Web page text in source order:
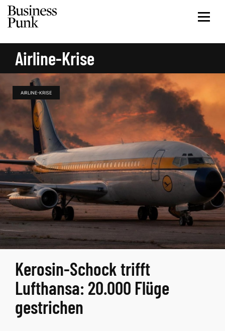
Airline-Krise
AIRLINE-KRISE
Kerosin-Schock trifft
Lufthansa: 20.000 Flüge
gestrichen